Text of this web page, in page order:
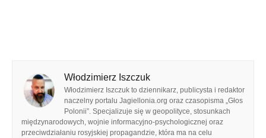
Włodzimierz Iszczuk
Włodzimierz Iszczuk to dziennikarz, publicysta i redaktor
naczelny portalu Jagiellonia.org oraz czasopisma „Głos
Polonii”. Specjalizuje się w geopolityce, stosunkach
międzynarodowych, wojnie informacyjno-psychologicznej oraz
przeciwdziałaniu rosyjskiej propagandzie, która ma na celu